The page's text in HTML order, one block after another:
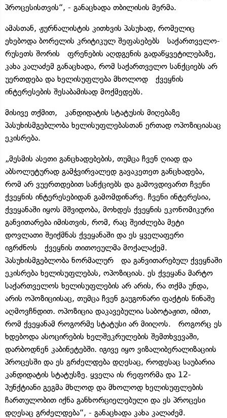
პროცესისთვის“, - განაცხადა თბილისის მერმა.
ამასთან, ჟურნალისტის კითხვის პასუხად, რომელიც
ეხებოდა ბორელის კრიტიკულ შეფასებებს საქართველო-
რუსეთს შორის ფრენების აღდგენის გადაწყვეტილებაზე,
კახა კალაძემ განაცხადა, რომ საქართველო სანქციებს არ
უერთდება და ხელისუფლება მხოლოდ ქვეყნის
ინტერესების შესაბამისად მოქმედებს.
მისივე თქმით, კანდიდატის სტატუსის მიღებაზე
პასუხისმგებლობა ხელისუფლებასთან ერთად ოპოზიციასაც
ეკისრება.
„მესმის ასეთი განცხადებების, თუმცა ჩვენ ღიად და
აბსოლუტურად გამჭვირვალედ გავაკეთეთ განცხადება,
რომ არ ვუერთდებით სანქციებს და გამოვდივართ ჩვენი
ქვეყნის ინტერესებიდან გამომდინარე. ჩვენი ინტერესია,
ქვეყანაში იყოს მშვიდობა, მოხდეს ქვეყნის ეკონომიკური
განვითარება იმისთვის, რომ, რაც შეიძლება მეტი
დოვლათი შეიქმნას ქვეყანაში და ეს ყველაფერი
იგრძნოს ქვეყნის თითოეულმა მოქალაქემ.
პასუხისმგებლობა ნორმალურ და განვითარებულ ქვეყნაში
ეკისრება ხელისუფლებას, ოპოზიციას. ეს ქვეყანა მარტო
საქართველოს ხელისუფლების არ არის, რა თქმა უნდა,
არის ოპოზიციისაც, თუმცა ჩვენ გაუგონარი ფაქტის წინაშე
აღმოვჩნდით. ოპოზიცია დაკავებულია საბოტაჟით, იმით,
რომ ქვეყანამ როგორმე სტატუსი არ მიიღოს. როგორც ეს
ხდებოდა ასოცირების ხელშეკრულების შემთხვევაში,
დარბოდნენ კაბინეტებში. იგივე იყო ვიზალიბერალიზაციის
პროცესში და ეს გრძელდება დღესაც, როდესაც საუბარია
კანდიდატის სტატუსზე. ყველა ის რეფორმა და 12-
პუნქტიანი გეგმა მხლოდ და მხოლოდ ხელისუფლების
ჩართულობით იქნა განხორციელებული და ეს პროცესი
დღესაც გრძელდება“, - განაცხადა კახა კალაძემ.